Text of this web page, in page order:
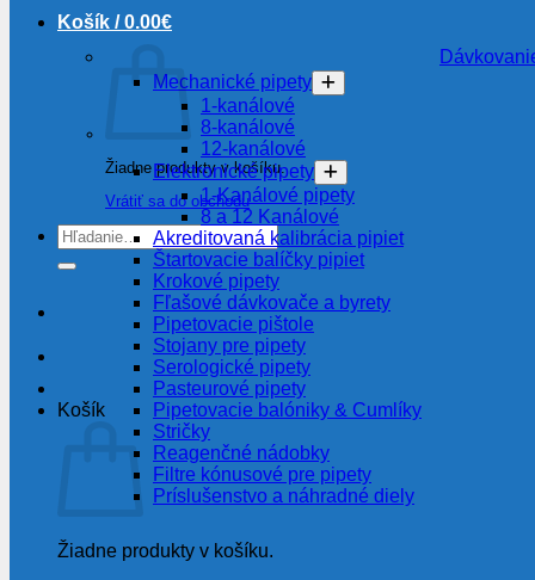
Košík /0.00€
Žiadne produkty v košíku.
Vrátiť sa do obchodu
Hľadať:
Košík
Žiadne produkty v košíku.
Mechanické pipety
1-kanálové
8-kanálové
12-kanálové
Elektronické pipety
1-Kanálové pipety
8 a 12 Kanálové
Akreditovaná kalibrácia pipiet
Štartovacie balíčky pipiet
Krokové pipety
Fľašové dávkovače a byrety
Pipetovacie pištole
Stojany pre pipety
Serologické pipety
Pasteurové pipety
Pipetovacie balóniky & Cumlíky
Stričky
Reagenčné nádobky
Filtre kónusové pre pipety
Príslušenstvo a náhradné diely